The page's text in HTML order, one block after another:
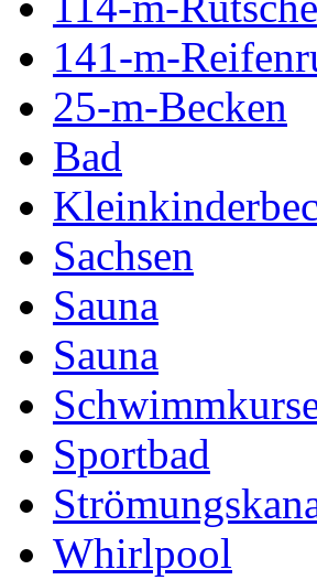
141-m-
25-m-Becken
Bad
Sachsen
Sauna
Sauna
Sportbad
Whirlpool